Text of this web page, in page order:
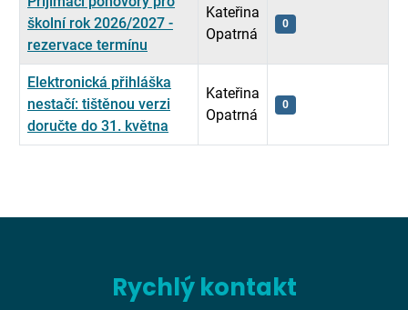
školní rok 2026/2027 -
rezervace termínu
Kateřina
Opatrná
0
Elektronická přihláška
nestačí: tištěnou verzi
doručte do 31. května
Kateřina
Opatrná
0
Rychlý kontakt